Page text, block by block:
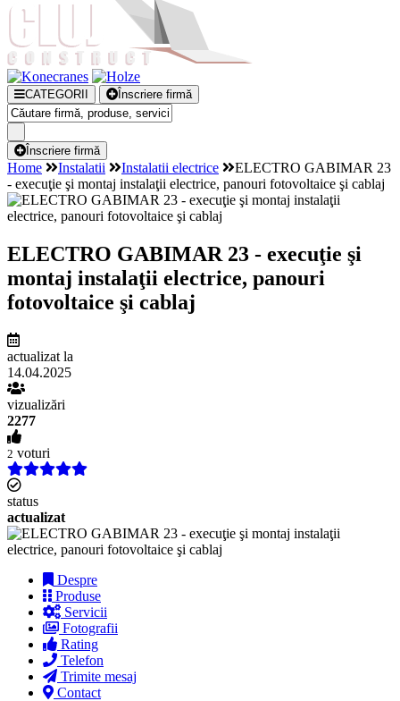
CATEGORII Înscriere firmă
Înscriere firmă
Home Instalatii Instalatii electrice
ELECTRO GABIMAR 23
- execuţie şi montaj instalaţii electrice, panouri fotovoltaice şi cablaj
ELECTRO GABIMAR 23 - execuţie şi
montaj instalaţii electrice, panouri
fotovoltaice şi cablaj
actualizat la
14.04.2025
vizualizări
2277
2 voturi
status
actualizat
Despre
Produse
Servicii
Fotografii
Rating
Telefon
Trimite mesaj
Contact